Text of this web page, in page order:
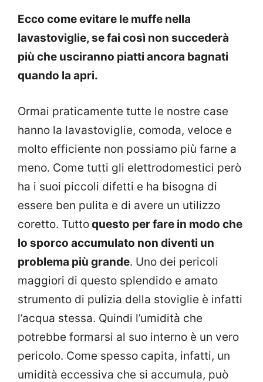
Ecco come evitare le muffe nella
lavastoviglie, se fai così non succederà
più che usciranno piatti ancora bagnati
quando la apri.
Ormai praticamente tutte le nostre case
hanno la lavastoviglie, comoda, veloce e
molto efficiente non possiamo più farne a
meno. Come tutti gli elettrodomestici però
ha i suoi piccoli difetti e ha bisogna di
essere ben pulita e di avere un utilizzo
coretto. Tuttoquesto per fare in modo che
lo sporco accumulato non diventi un
problema più grande. Uno dei pericoli
maggiori di questo splendido e amato
strumento di pulizia della stoviglie è infatti
l’acqua stessa. Quindi l’umidità che
potrebbe formarsi al suo interno è un vero
pericolo. Come spesso capita, infatti, un
umidità eccessiva che si accumula, può